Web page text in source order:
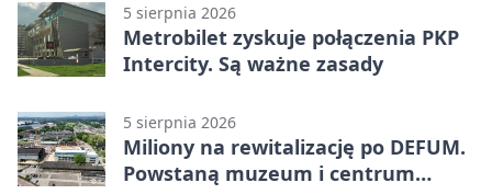
5 sierpnia 2026
Metrobilet zyskuje połączenia PKP
Intercity. Są ważne zasady
5 sierpnia 2026
Miliony na rewitalizację po DEFUM.
Powstaną muzeum i centrum